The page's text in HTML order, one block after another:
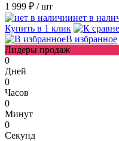
1 999 ₽ / шт
нет в
Купить в 1 клик
В избранное
Лидеры продаж
0
Дней
0
Часов
0
Минут
0
Секунд